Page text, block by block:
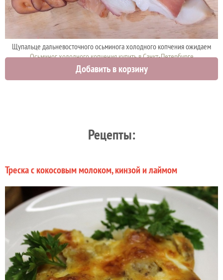
Щупальце дальневосточного осьминога холодного копчения ожидаем
Осьминог холодного копчения купить в Санкт-Петербурге
0 руб.
Добавить в корзину
Рецепты:
Треска с кокосовым молоком, кинзой и лаймом